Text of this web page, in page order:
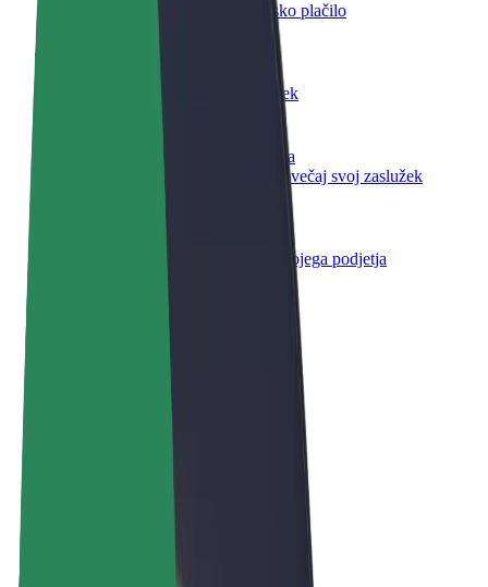
Dostavljaj hrano in prejmi tedensko plačilo
Dosezi več strank in zvišaj zaslužek
Prijavi se kot lastnik voznega parka
Dodaj svoj vozni park v Bolt in povečaj svoj zaslužek
Boltovi izdelki in storitve za rast tvojega podjetja